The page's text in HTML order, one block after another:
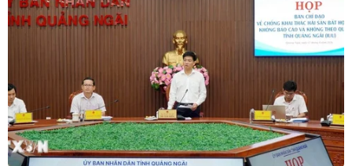
'Hủy diệt' Indonesia 3-0, tuyển Việt
Nam khẳng định vị thế nhà vô địch
ASEAN Cup
03/08/2026 15:39
ASEAN Cup 2026: Tuyển Việt Nam